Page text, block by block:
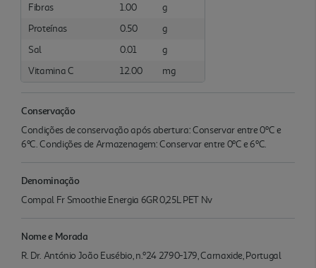
Fibras
1.00
g
Proteínas
0.50
g
Sal
0.01
g
Vitamina C
12.00 mg
Conservação
Condições de conservação após abertura: Conservar entre 0ºC e
6ºC. Condições de Armazenagem: Conservar entre 0ºC e 6ºC.
Denominação
Compal Fr Smoothie Energia 6GR 0,25L PET Nv
Nome e Morada
R. Dr. António João Eusébio, n.º24 2790-179, Carnaxide, Portugal